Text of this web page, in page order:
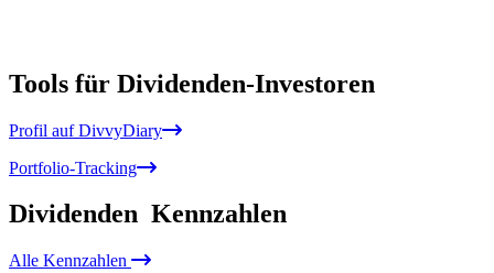
Tools für Dividenden-Investoren
Profil auf DivvyDiary
Portfolio-Tracking
Dividenden Kennzahlen
Alle Kennzahlen